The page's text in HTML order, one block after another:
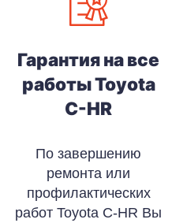
Гарантия на все
работы Toyota
C-HR
По завершению
ремонта или
профилактических
работ Toyota C-HR Вы